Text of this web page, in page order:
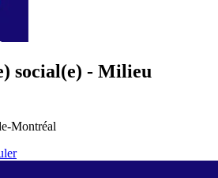
social(e) - Milieu
Montréal